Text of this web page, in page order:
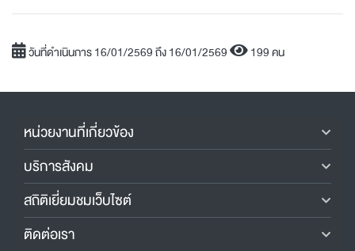
วันที่ดำเนินการ 16/01/2569 ถึง 16/01/2569 199 คน
หน่วยงานที่เกี่ยวข้อง
บริการสังคม
สถิติเยี่ยมชมเว็บไซต์
ติดต่อเรา